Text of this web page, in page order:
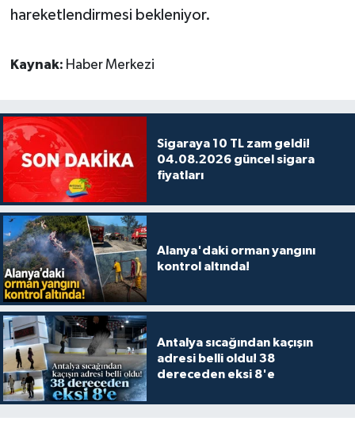
hareketlendirmesi bekleniyor.
Kaynak: Haber Merkezi
Sigaraya 10 TL zam geldi!
04.08.2026 güncel sigara
fiyatları
Alanya'daki orman yangını
kontrol altında!
Antalya sıcağından kaçışın
adresi belli oldu! 38
dereceden eksi 8'e